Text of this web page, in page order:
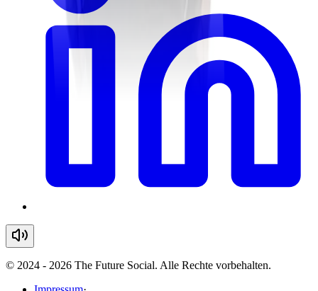
© 2024 - 2026 The Future Social. Alle Rechte vorbehalten.